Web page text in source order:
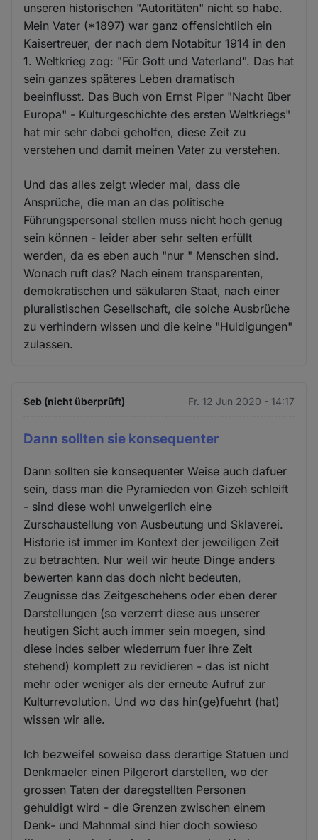
unseren historischen "Autoritäten" nicht so habe.
Mein Vater (*1897) war ganz offensichtlich ein
Kaisertreuer, der nach dem Notabitur 1914 in den
1. Weltkrieg zog: "Für Gott und Vaterland". Das hat
sein ganzes späteres Leben dramatisch
beeinflusst. Das Buch von Ernst Piper "Nacht über
Europa" - Kulturgeschichte des ersten Weltkriegs"
hat mir sehr dabei geholfen, diese Zeit zu
verstehen und damit meinen Vater zu verstehen.
Und das alles zeigt wieder mal, dass die
Ansprüche, die man an das politische
Führungspersonal stellen muss nicht hoch genug
sein können - leider aber sehr selten erfüllt
werden, da es eben auch "nur " Menschen sind.
Wonach ruft das? Nach einem transparenten,
demokratischen und säkularen Staat, nach einer
pluralistischen Gesellschaft, die solche Ausbrüche
zu verhindern wissen und die keine "Huldigungen"
zulassen.
Seb (nicht überprüft) Fr. 12 Jun 2020 - 14:17
Dann sollten sie konsequenter
Dann sollten sie konsequenter Weise auch dafuer
sein, dass man die Pyramieden von Gizeh schleift
- sind diese wohl unweigerlich eine
Zurschaustellung von Ausbeutung und Sklaverei.
Historie ist immer im Kontext der jeweiligen Zeit
zu betrachten. Nur weil wir heute Dinge anders
bewerten kann das doch nicht bedeuten,
Zeugnisse das Zeitgeschehens oder eben derer
Darstellungen (so verzerrt diese aus unserer
heutigen Sicht auch immer sein moegen, sind
diese indes selber wiederrum fuer ihre Zeit
stehend) komplett zu revidieren - das ist nicht
mehr oder weniger als der erneute Aufruf zur
Kulturrevolution. Und wo das hin(ge)fuehrt (hat)
wissen wir alle.
Ich bezweifel soweiso dass derartige Statuen und
Denkmaeler einen Pilgerort darstellen, wo der
grossen Taten der daregstellten Personen
gehuldigt wird - die Grenzen zwischen einem
Denk- und Mahnmal sind hier doch sowieso